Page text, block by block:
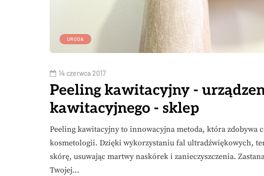
URODA
14 czerwca 2017
Peeling kawitacyjny -
kawitacyjnego - sklep
Peeling kawitacyjny to innowacyjna metoda, która zdobywa
kosmetologii. Dzięki wykorzystaniu fal ultradźwiękowych,
skórę, usuwając martwy naskórek i zanieczyszczenia.
Twojej…